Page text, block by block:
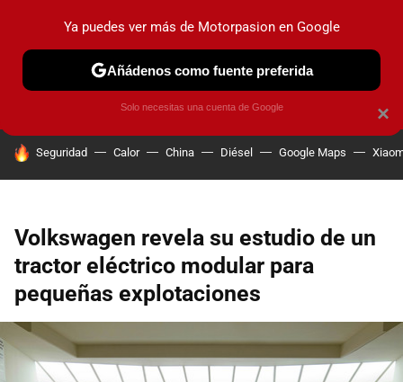
PRUEBAS COCHES ELÉCTRICOS OBSERVATORIO
HOY SE HABLA DE
Seguridad Calor China Diésel Google Maps
Volkswagen revela su estudio de un
tractor eléctrico modular para
pequeñas explotaciones
×
Ya puedes ver más de Motorpasion en Google
Añádenos como fuente preferida
Solo necesitas una cuenta de Google